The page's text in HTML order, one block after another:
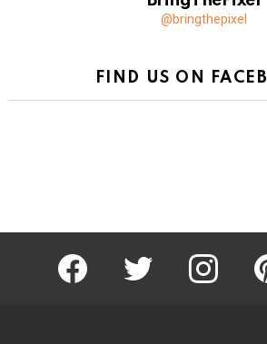
@bringthepixel
FIND US ON
facebook twitter instagram